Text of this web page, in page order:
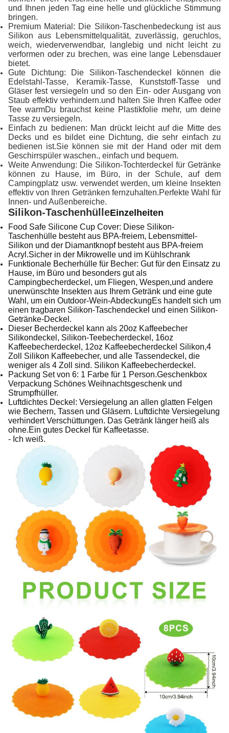
und Ihnen jeden Tag eine helle und glückliche Stimmung
bringen.
Premium Material: Die Silikon-Taschenbedeckung ist aus
Silikon aus Lebensmittelqualität, zuverlässig, geruchlos,
weich, wiederverwendbar, langlebig und nicht leicht zu
verformen oder zu brechen, was eine lange Lebensdauer
bietet.
Gute Dichtung: Die Silikon-Taschendeckel können die
Edelstahl-Tasse, Keramik-Tasse, Kunststoff-Tasse und
Gläser fest versiegeln und so den Ein- oder Ausgang von
Staub effektiv verhindern.und halten Sie Ihren Kaffee oder
Tee warmDu brauchst keine Plastikfolie mehr, um deine
Tasse zu versiegeln.
Einfach zu bedienen: Man drückt leicht auf die Mitte des
Decks und es bildet eine Dichtung, die sehr einfach zu
bedienen ist.Sie können sie mit der Hand oder mit dem
Geschirrspüler waschen., einfach und bequem.
Weite Anwendung: Die Silikon-Tochterdeckel für Getränke
können zu Hause, im Büro, in der Schule, auf dem
Campingplatz usw. verwendet werden, um kleine Insekten
effektiv von Ihren Getränken fernzuhalten.Perfekte Wahl für
Innen- und Außenbereiche.
Silikon-TaschenhülleEinzelheiten
Food Safe Silicone Cup Cover: Diese Silikon-
Taschenhülle besteht aus BPA-freiem, Lebensmittel-
Silikon und der Diamantknopf besteht aus BPA-freiem
Acryl.Sicher in der Mikrowelle und im Kühlschrank
Funktionale Becherhülle für Becher: Gut für den Einsatz zu
Hause, im Büro und besonders gut als
Campingbecherdeckel, um Fliegen, Wespen,und andere
unerwünschte Insekten aus Ihrem Getränk und eine gute
Wahl, um ein Outdoor-Wein-AbdeckungEs handelt sich um
einen tragbaren Silikon-Taschendeckel und einen Silikon-
Getränke-Deckel.
Dieser Becherdeckel kann als 20oz Kaffeebecher
Silikondeckel, Silikon-Teebecherdeckel, 16oz
Kaffeebecherdeckel, 12oz Kaffeebecherdeckel Silikon,4
Zoll Silikon Kaffeebecher, und alle Tassendeckel, die
weniger als 4 Zoll sind. Silikon Kaffeebecherdeckel.
Packung Set von 6: 1 Farbe für 1 Person.Geschenkbox
Verpackung Schönes Weihnachtsgeschenk und
Strumpfhüller.
Luftdichtes Deckel: Versiegelung an allen glatten Felgen
wie Bechern, Tassen und Gläsern. Luftdichte Versiegelung
verhindert Verschüttungen. Das Getränk länger heiß als
ohne.Ein gutes Deckel für Kaffeetasse.
- Ich weiß.